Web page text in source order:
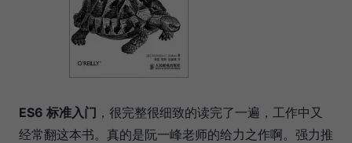
ES6 标准入门 ，很完整很细致的读完了一遍，工作中又
经常翻这本书。真的是阮一峰老师的给力之作啊。强力推